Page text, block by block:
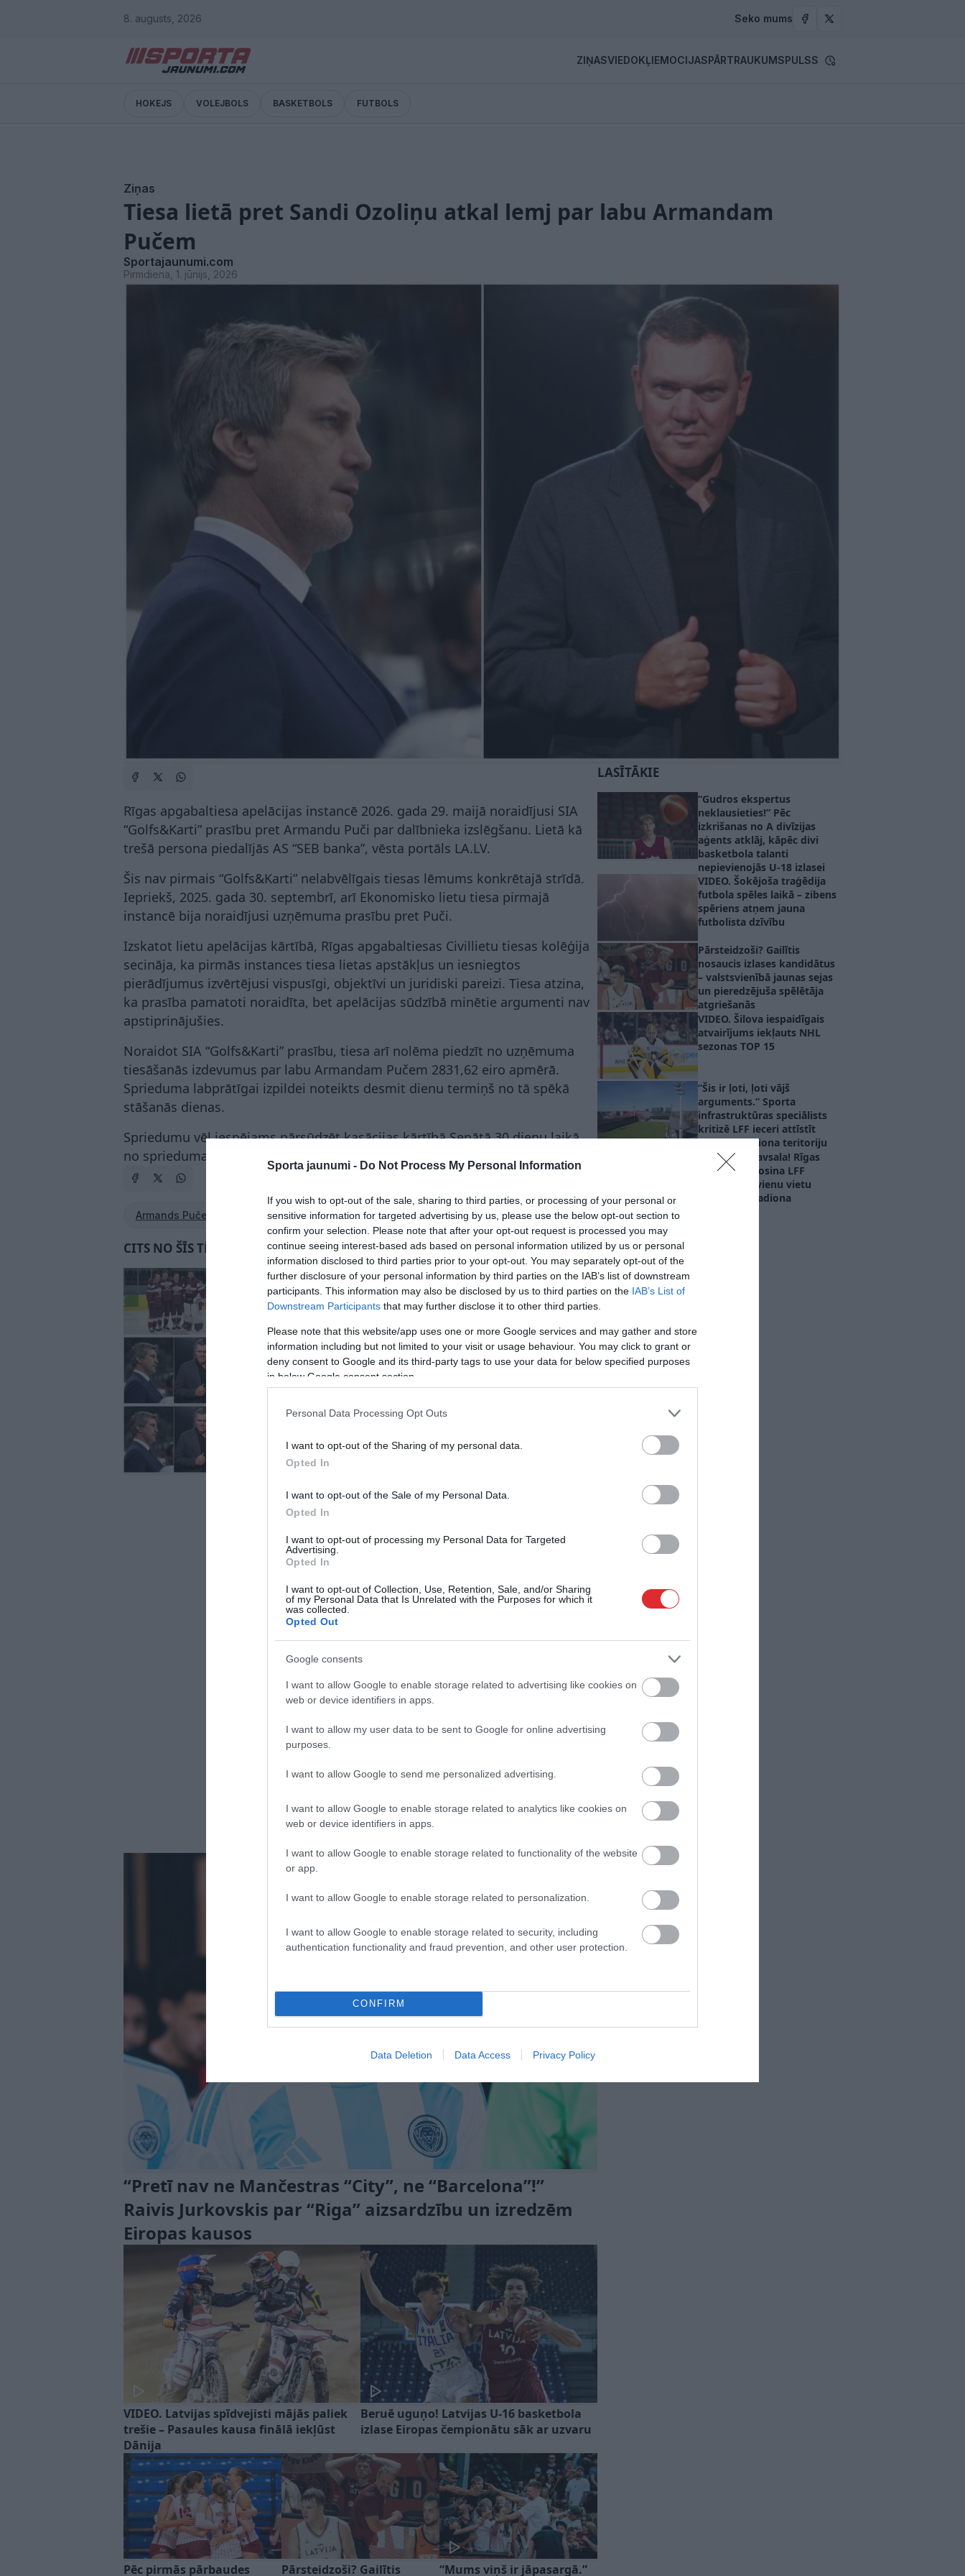
Sporta jaunumi - Do Not Process My Personal Information
If you wish to opt-out of the sale, sharing to third parties, or processing of your personal or
sensitive information for targeted advertising by us, please use the below opt-out section to
confirm your selection. Please note that after your opt-out request is processed you may
continue seeing interest-based ads based on personal information utilized by us or personal
information disclosed to third parties prior to your opt-out. You may separately opt-out of the
further disclosure of your personal information by third parties on the IAB’s list of downstream
participants. This information may also be disclosed by us to third parties on the IAB’s List of
Downstream Participants that may further disclose it to other third parties.
Please note that this website/app uses one or more Google services and may gather and store
information including but not limited to your visit or usage behaviour. You may click to grant or
deny consent to Google and its third-party tags to use your data for below specified purposes
in below Google consent section.
Personal Data Processing Opt Outs
I want to opt-out of the Sharing of my personal data.
Opted In
I want to opt-out of the Sale of my Personal Data.
Opted In
I want to opt-out of processing my Personal Data for Targeted
Advertising.
Opted In
I want to opt-out of Collection, Use, Retention, Sale, and/or Sharing
of my Personal Data that Is Unrelated with the Purposes for which it
was collected.
Opted Out
Google consents
I want to allow Google to enable storage related to advertising like cookies on
web or device identifiers in apps.
I want to allow my user data to be sent to Google for online advertising
purposes.
I want to allow Google to send me personalized advertising.
I want to allow Google to enable storage related to analytics like cookies on
web or device identifiers in apps.
I want to allow Google to enable storage related to functionality of the website
or app.
I want to allow Google to enable storage related to personalization.
I want to allow Google to enable storage related to security, including
authentication functionality and fraud prevention, and other user protection.
CONFIRM
Data Deletion Data Access Privacy Policy
8. augusts, 2026 Seko mums
ZIŅASVIEDOKĻIEMOCIJASPĀRTRAUKUMSPULSS
HOKEJS VOLEJBOLS BASKETBOLS FUTBOLS
Ziņas
Tiesa lietā pret Sandi Ozoliņu atkal lemj par labu Armandam
Pučem
Sportajaunumi.com
Pirmdiena, 1. jūnijs, 2026
Rīgas apgabaltiesa apelācijas instancē 2026. gada 29. maijā noraidījusi SIA
“Golfs&Karti” prasību pret Armandu Puči par dalībnieka izslēgšanu. Lietā kā
trešā persona piedalījās AS “SEB banka”, vēsta portāls LA.LV.
Šis nav pirmais “Golfs&Karti” nelabvēlīgais tiesas lēmums konkrētajā strīdā.
Iepriekš, 2025. gada 30. septembrī, arī Ekonomisko lietu tiesa pirmajā
instancē bija noraidījusi uzņēmuma prasību pret Puči.
Izskatot lietu apelācijas kārtībā, Rīgas apgabaltiesas Civillietu tiesas kolēģija
secināja, ka pirmās instances tiesa lietas apstākļus un iesniegtos
pierādījumus izvērtējusi vispusīgi, objektīvi un juridiski pareizi. Tiesa atzina,
ka prasība pamatoti noraidīta, bet apelācijas sūdzībā minētie argumenti nav
apstiprinājušies.
Noraidot SIA “Golfs&Karti” prasību, tiesa arī nolēma piedzīt no uzņēmuma
tiesāšanās izdevumus par labu Armandam Pučem 2831,62 eiro apmērā.
Sprieduma labprātīgai izpildei noteikts desmit dienu termiņš no tā spēkā
stāšanās dienas.
Spriedumu vēl iespējams pārsūdzēt kasācijas kārtībā Senātā 30 dienu laikā
no sprieduma pasludināšanas dienas.
Armands Puče Sandis Ozoliņš
CITS NO ŠĪS TĒMAS
“Maku sargās ar visu augumu.” Puče sasmīdina fanus – kā izskatītos
Latvijas valdība ar Balceru premjera krēslā?
Tiesa lietā pret Sandi Ozoliņu atkal lemj par labu Armandam Pučem
Armands Puče uzvar tiesā SIA “Golfs&Karti” ar pieaicināto trešo pusi – AS
LASĪTĀKIE
“Gudros ekspertus
neklausieties!” Pēc
izkrišanas no A divīzijas
aģents atklāj, kāpēc divi
basketbola talanti
nepievienojās U-18 izlasei
VIDEO. Šokējoša traģēdija
futbola spēles laikā – zibens
spēriens atņem jauna
futbolista dzīvību
Pārsteidzoši? Gailītis
nosaucis izlases kandidātus
– valstsvienībā jaunas sejas
un pieredzējuša spēlētāja
atgriešanās
VIDEO. Šilova iespaidīgais
atvairījums iekļauts NHL
sezonas TOP 15
“Šis ir ļoti, ļoti vājš
arguments.” Sporta
infrastruktūras speciālists
kritizē LFF ieceri attīstīt
Skonto stadiona teritoriju
Ne tikai Lucavsala! Rīgas
pašvaldība rosina LFF
izvērtēt vēl vienu vietu
nacionālā stadiona
“Pretī nav ne Mančestras “City”, ne “Barcelona”!”
Raivis Jurkovskis par “Riga” aizsardzību un izredzēm
Eiropas kausos
VIDEO. Latvijas spīdvejisti mājās paliek
trešie – Pasaules kausa finālā iekļūst
Dānija
Beruē uguņo! Latvijas U-16 basketbola
izlase Eiropas čempionātu sāk ar uzvaru
Pēc pirmās pārbaudes Pārsteidzoši? Gailītis “Mums viņš ir jāpasargā.”